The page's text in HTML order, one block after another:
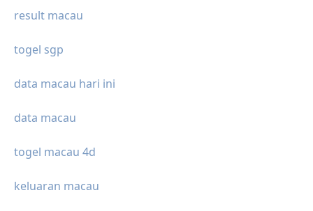
result macau
togel sgp
data macau hari ini
data macau
togel macau 4d
keluaran macau